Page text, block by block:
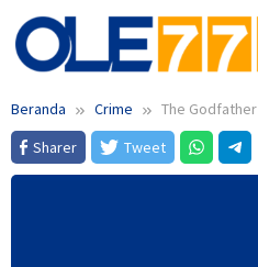
Loncat
ke
konten
Beranda Crime
The Godfather
Sharer
Tweet